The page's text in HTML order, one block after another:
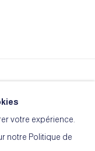
votre expérience.
notre Politique de